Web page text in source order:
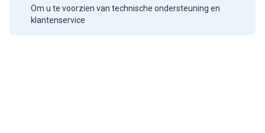
Om u te voorzien van technische ondersteuning en
klantenservice